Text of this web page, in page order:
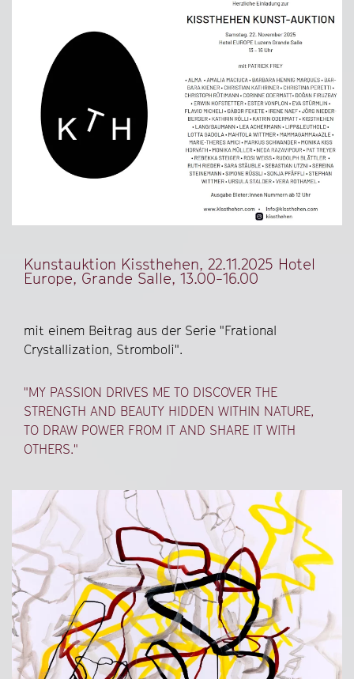
Kunstauktion Kissthehen, 22.11.2025 Hotel
Europe, Grande Salle, 13.00-16.00
mit einem Beitrag aus der Serie "Frational
Crystallization, Stromboli".
"MY PASSION DRIVES ME TO DISCOVER THE
STRENGTH AND BEAUTY HIDDEN WITHIN NATURE,
TO DRAW POWER FROM IT AND SHARE IT WITH
OTHERS."